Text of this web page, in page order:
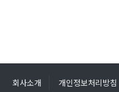
회사소개 개인정보처리방침